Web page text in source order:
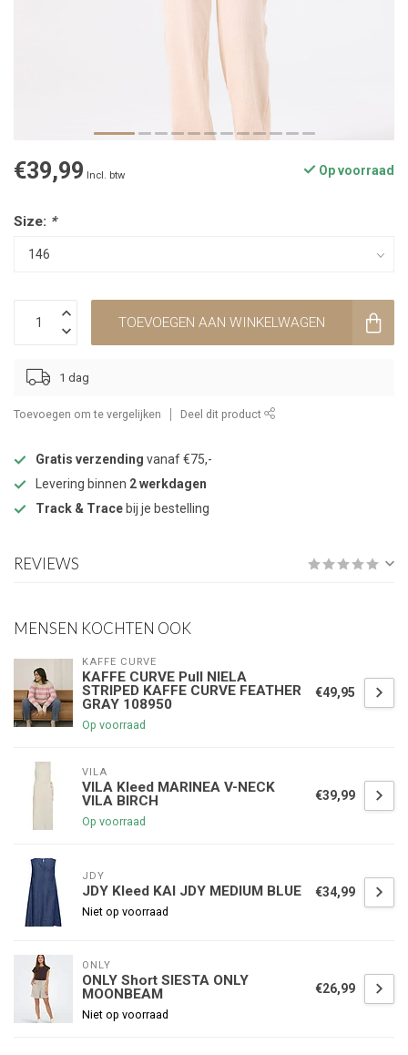
€39,99 Incl. btw Op voorraad
Size: *
TOEVOEGEN AAN WINKELWAGEN
1 dag
Toevoegen om te vergelijken Deel dit product
Gratis verzending vanaf €75,-
Levering binnen 2 werkdagen
Track & Trace bij je bestelling
REVIEWS
MENSEN KOCHTEN OOK
KAFFE CURVE
KAFFE CURVE Pull NIELA
STRIPED KAFFE CURVE FEATHER
GRAY 108950
Op voorraad
€49,95
VILA
VILA Kleed MARINEA V-NECK
VILA BIRCH
Op voorraad
€39,99
JDY
JDY Kleed KAI JDY MEDIUM BLUE
Niet op voorraad
€34,99
ONLY
ONLY Short SIESTA ONLY
MOONBEAM
Niet op voorraad
€26,99